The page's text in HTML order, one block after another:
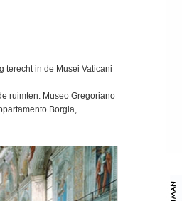
terecht in de Musei Vaticani
ruimten: Museo Gregoriano
Borgia,